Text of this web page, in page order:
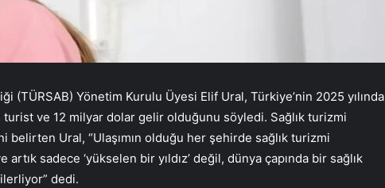
(TÜRSAB) Yönetim Kurulu Üyesi Elif Ural, Türkiye’nin 2025 yılında
ve 12 milyar dolar gelir olduğunu söyledi. Sağlık turizmi
belirten Ural, “Ulaşımın olduğu her şehirde sağlık turizmi
sadece ‘yükselen bir yıldız’ değil, dünya çapında bir sağlık
dedi.